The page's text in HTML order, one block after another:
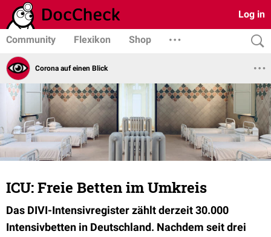
Log in
Community Flexikon Shop
Corona auf einen Blick
ICU: Freie Betten im Umkreis
Das DIVI-Intensivregister zählt derzeit 30.000
Intensivbetten in Deutschland. Nachdem seit drei